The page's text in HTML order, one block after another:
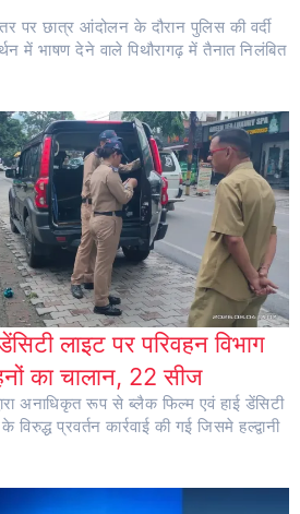
पर छात्र आंदोलन के दौरान पुलिस की वर्दी
में भाषण देने वाले पिथौरागढ़ में तैनात निलंबित
लाइट पर परिवहन विभाग
का चालान, 22 सीज
अनाधिकृत रूप से ब्लैक फिल्म एवं हाई डेंसिटी
प्रवर्तन कार्रवाई की गई जिसमे हल्द्वानी